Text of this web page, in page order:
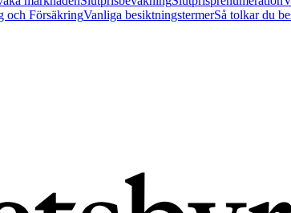
och FörsäkringVanliga besiktningstermerSå tolkar du